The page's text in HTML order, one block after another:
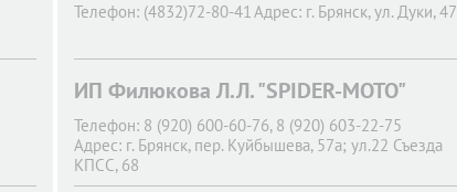
Телефон: (4832)72-80-41Адрес: г. Брянск, ул. Дуки, 47
ИП Филюкова Л.Л. "SPIDER-MOTO"
Телефон: 8 (920) 600-60-76, 8 (920) 603-22-75
Адрес: г. Брянск, пер. Куйбышева, 57а; ул.22 Съезда
КПСС, 68